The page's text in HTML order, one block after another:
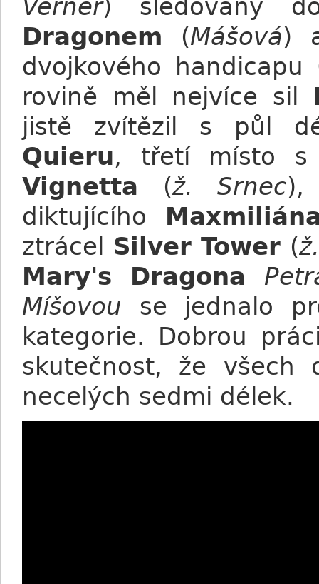
Verner) sledovaný
Dragonem (Mášová)
dvojkového handicapu
rovině měl nejvíce sil
jistě zvítězil s půl
Quieru, třetí místo s
Vignetta (ž. Srnec),
diktujícího
ztrácel Silver Tower (
Mary's Dragona
Míšovou se jednalo
kategorie. Dobrou
skutečnost, že všech
necelých sedmi délek.